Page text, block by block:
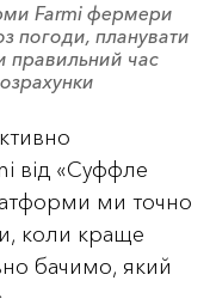
Farmi фермери
погоди, планувати
правильний час
від «Суффле
ми точно
коли краще
бачимо, який